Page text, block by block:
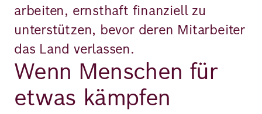
arbeiten, ernsthaft finanziell zu
unterstützen, bevor deren Mitarbeiter
das Land verlassen.
Wenn Menschen für
etwas kämpfen